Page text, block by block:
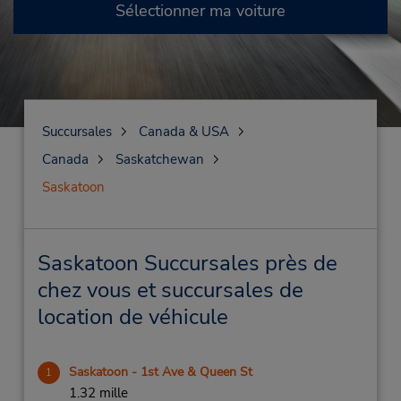
Sélectionner ma voiture
Succursales
Canada & USA
Canada
Saskatchewan
Saskatoon
Saskatoon Succursales près de
chez vous et succursales de
location de véhicule
1 Saskatoon - 1st Ave & Queen St
1.32 mille